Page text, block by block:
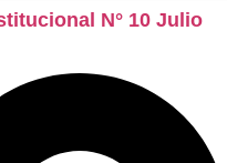
N° 10 Julio